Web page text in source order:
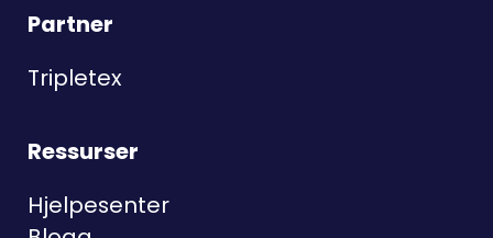
Partner
Tripletex
Ressurser
Hjelpesenter